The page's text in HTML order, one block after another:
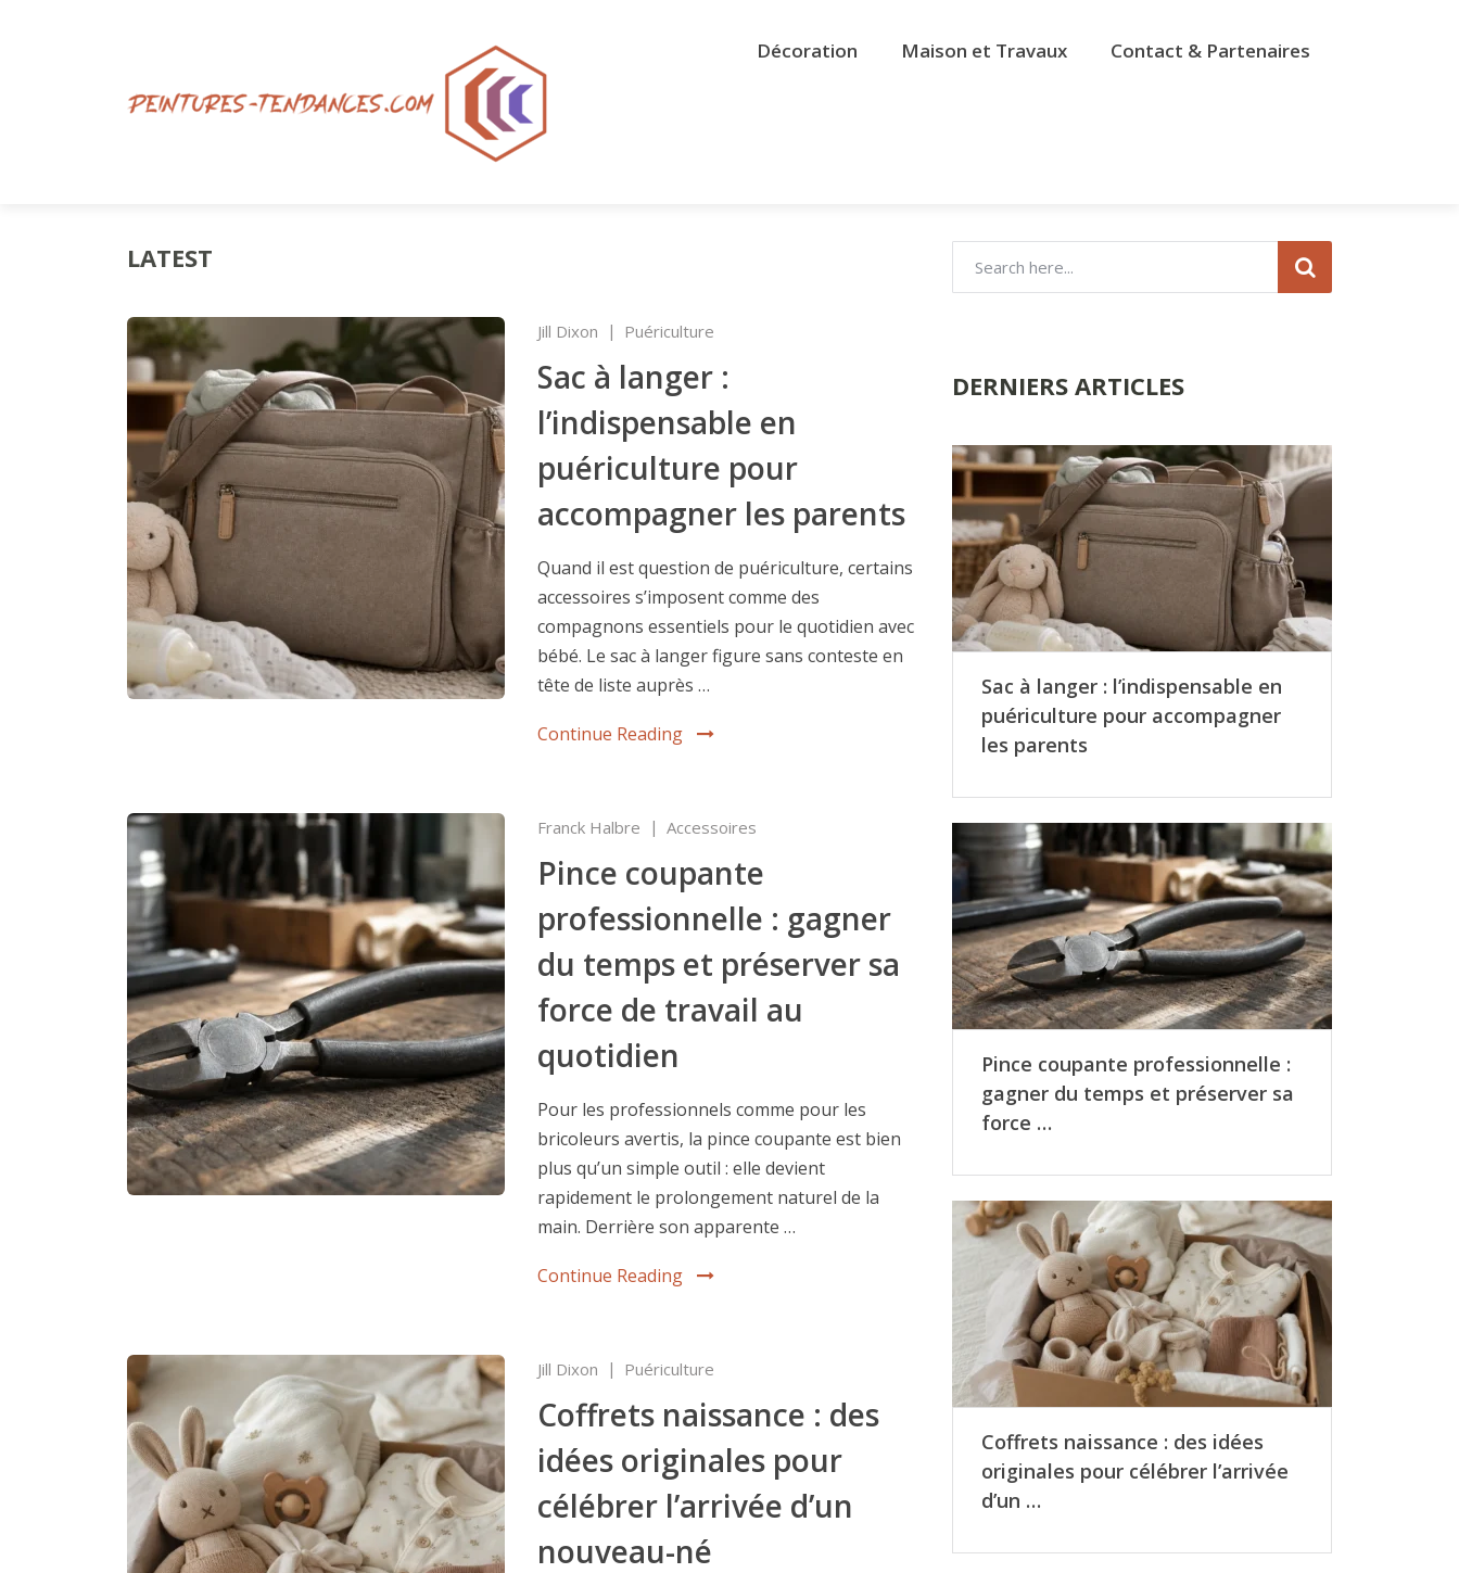
Décoration Maison et Travaux Contact & Partenaires
LATEST
Jill Dixon Puériculture
Sac à langer :
l’indispensable en
puériculture pour
accompagner les parents
Quand il est question de puériculture, certains
accessoires s’imposent comme des
compagnons essentiels pour le quotidien avec
bébé. Le sac à langer figure sans conteste en
tête de liste auprès …
Continue Reading
Franck Halbre Accessoires
Pince coupante
professionnelle : gagner
du temps et préserver sa
force de travail au
quotidien
Pour les professionnels comme pour les
bricoleurs avertis, la pince coupante est bien
plus qu’un simple outil : elle devient
rapidement le prolongement naturel de la
main. Derrière son apparente …
Continue Reading
Jill Dixon Puériculture
Coffrets naissance : des
idées originales pour
célébrer l’arrivée d’un
nouveau-né
DERNIERS ARTICLES
Sac à langer : l’indispensable en
puériculture pour accompagner
les parents
Pince coupante professionnelle :
gagner du temps et préserver sa
force …
Coffrets naissance : des idées
originales pour célébrer l’arrivée
d’un …